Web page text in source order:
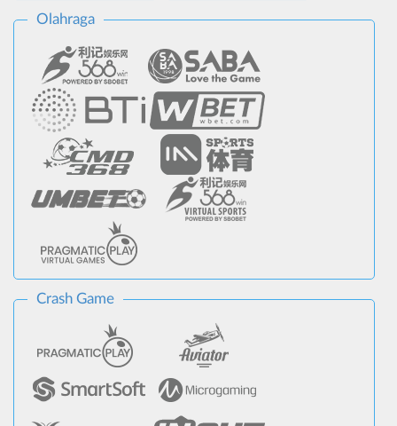
Olahraga
Crash Game